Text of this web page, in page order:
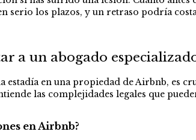
serio los plazos, y un retraso podría
a un abogado
estadía en una propiedad de Airbnb, es
las complejidades legales que
en Airbnb?